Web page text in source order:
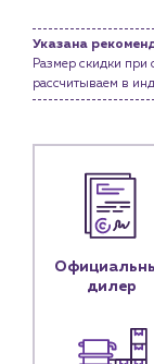
Блог
Наши
Чат-
Указана
Размер скидки при
рассчитываем в
дилер